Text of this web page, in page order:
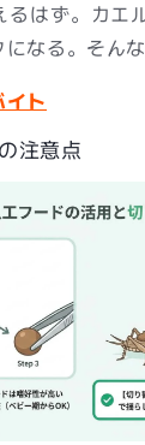
るはず。カエ
なる。そんな
ト
注意点